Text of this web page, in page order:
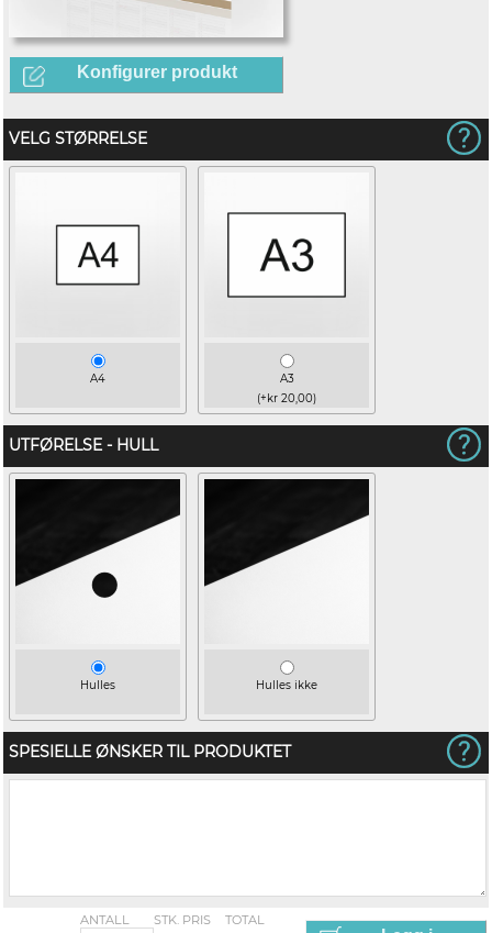
Konfigurer produkt
VELG STØRRELSE
A4
A3
(+kr 20,00)
UTFØRELSE - HULL
Hulles Hulles ikke
SPESIELLE ØNSKER TIL PRODUKTET
ANTALL STK. PRIS TOTAL